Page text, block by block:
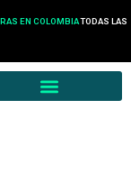
EN COLOMBIATODAS LAS